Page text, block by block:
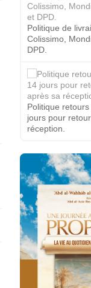
Politique de
Colissimo,
DPD.
Politique
jours pour
réception.